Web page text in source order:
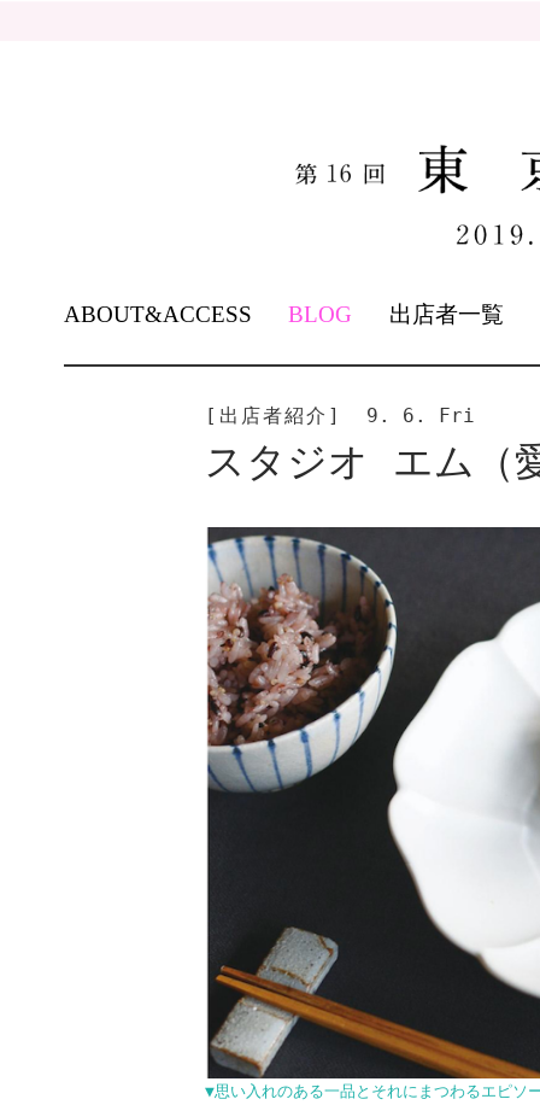
TO
CONTENT
ABOUT&ACCESS BLOG 出店者一覧
[出店者紹介] 9. 6. Fri
スタジオ エム（
▼思い入れのある一品とそれにまつわるエピソ